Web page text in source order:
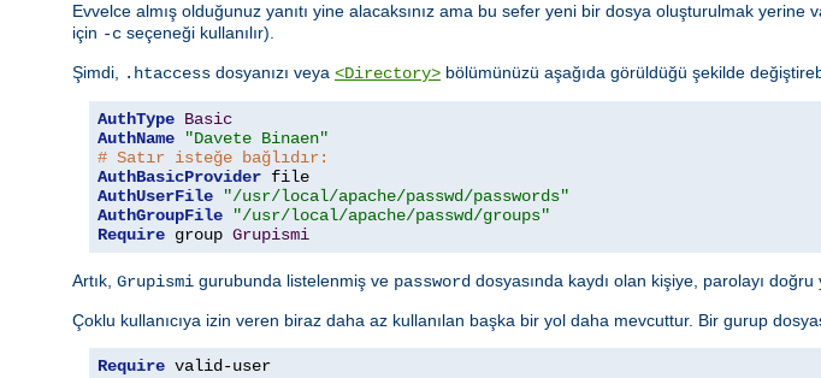
Evvelce almış olduğunuz yanıtı yine alacaksınız ama bu sefer yeni bir dosya oluşturulmak
için -c seçeneği kullanılır).
Şimdi, .htaccess dosyanızı veya <Directory> bölümünüzü aşağıda görüldüğü şekilde
AuthType Basic
AuthName
"Davete Binaen"
# Satır isteğe bağlıdır:
AuthBasicProvider
AuthUserFile
"/usr/local/apache/passwd/passwords"
AuthGroupFile
"/usr/local/apache/passwd/groups"
Require group Grupismi
Artık, Grupismi gurubunda listelenmiş ve password dosyasında kaydı olan kişiye, parolayı
Çoklu kullanıcıya izin veren biraz daha az kullanılan başka bir yol daha mevcuttur. Bir gurup
Require valid-user